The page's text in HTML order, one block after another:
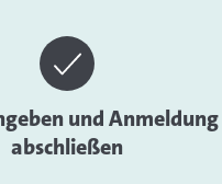
und Anmeldung
abschließen